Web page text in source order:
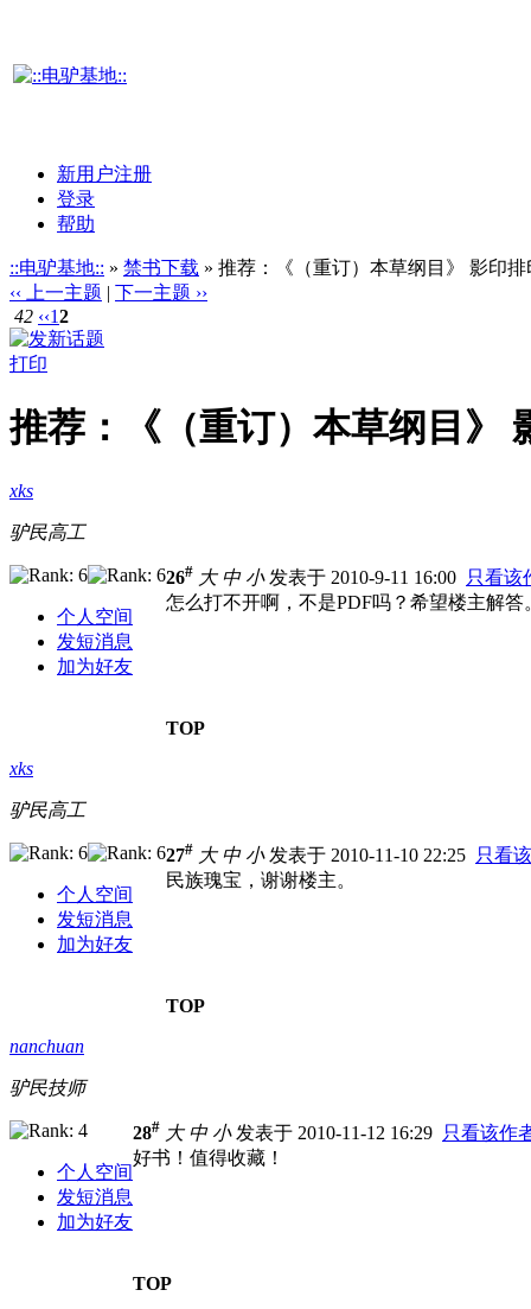
新用户注册
登录
帮助
::电驴基地:: » 禁书下载 » 推荐：《（重订）本草纲目》 影印
‹‹ 上一主题 | 下一主题 ››
42 ‹‹12
打印
推荐：《（重订）本草纲目》
xks
驴民高工
个人空间
发短消息
加为好友
26# 大 中 小发表于 2010-9-11 16:00 只看该
怎么打不开啊，不是PDF吗？希望楼主解答
TOP
xks
驴民高工
个人空间
发短消息
加为好友
27# 大 中 小发表于 2010-11-10 22:25 只看
民族瑰宝，谢谢楼主。
TOP
nanchuan
驴民技师
个人空间
发短消息
加为好友
28# 大 中 小发表于 2010-11-12 16:29 只看该作
好书！值得收藏！
TOP